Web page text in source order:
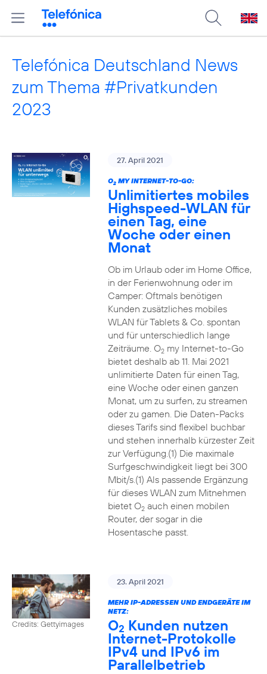
Telefónica Deutschland News
zum Thema #Privatkunden
2023
27. April 2021
O2MY INTERNET-TO-GO:
Unlimitiertes mobiles
Highspeed-WLAN für
einen Tag, eine
Woche oder einen
Monat
Ob im Urlaub oder im Home Office,
in der Ferienwohnung oder im
Camper: Oftmals benötigen
Kunden zusätzliches mobiles
WLAN für Tablets & Co. spontan
und für unterschiedlich lange
Zeiträume. O2my Internet-to-Go
bietet deshalb ab 11. Mai 2021
unlimitierte Daten für einen Tag,
eine Woche oder einen ganzen
Monat, um zu surfen, zu streamen
oder zu gamen. Die Daten-Packs
dieses Tarifs sind flexibel buchbar
und stehen innerhalb kürzester Zeit
zur Verfügung.(1) Die maximale
Surfgeschwindigkeit liegt bei 300
Mbit/s.(1) Als passende Ergänzung
für dieses WLAN zum Mitnehmen
bietet O2auch einen mobilen
Router, der sogar in die
Hosentasche passt.
Credits: Gettyimages
23. April 2021
MEHR IP-ADRESSEN UND ENDGERÄTE IM
NETZ:
O2 Kunden nutzen
Internet-Protokolle
IPv4 und IPv6 im
Parallelbetrieb